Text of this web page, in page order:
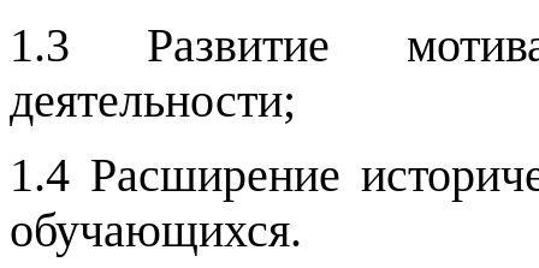
1.3 Развитие
деятельности;
1.4 Расширение
обучающихся.